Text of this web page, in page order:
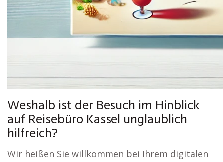
Weshalb ist der Besuch im Hinblick
auf Reisebüro Kassel unglaublich
hilfreich?
Wir heißen Sie willkommen bei Ihrem digitalen